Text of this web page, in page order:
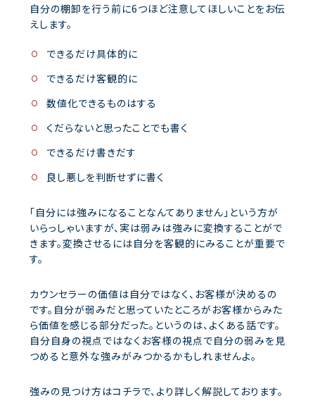
自分の棚卸を行う前に6つほど注意してほしいことをお伝
えします。
できるだけ具体的に
できるだけ客観的に
数値化できるものはする
くだらないと思ったことでも書く
できるだけ書きだす
良し悪しを判断せずに書く
「自分には強みになることなんてありません」という方が
いらっしゃいますが、実は弱みは強みに変換することがで
きます。変換させるには自分を客観的にみることが重要で
す。
カウンセラーの価値は自分ではなく、お客様が決めるの
です。自分が弱みだと思っていたところがお客様からみた
ら価値を感じる部分だった。というのは、よくある話です。
自分自身の視点ではなくお客様の視点で自分の弱みを見
つめると意外な強みがみつかるかもしれませんよ。
強みの見つけ方はコチラで、より詳しく解説しております。